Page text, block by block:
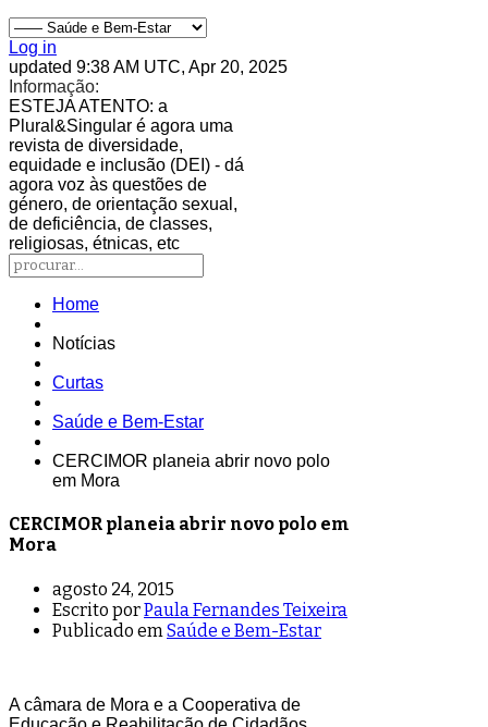
Log in
updated 9:38 AM UTC, Apr 20, 2025
Informação:
ESTEJA ATENTO: a
Plural&Singular é agora uma
revista de diversidade,
equidade e inclusão (DEI) - dá
agora voz às questões de
género, de orientação sexual,
de deficiência, de classes,
religiosas, étnicas, etc
Home
Notícias
Curtas
Saúde e Bem-Estar
CERCIMOR planeia abrir novo polo
em Mora
CERCIMOR planeia abrir novo polo em
Mora
agosto 24, 2015
Escrito porPaula Fernandes Teixeira
Publicado em Saúde e Bem-Estar
A câmara de Mora e a Cooperativa de